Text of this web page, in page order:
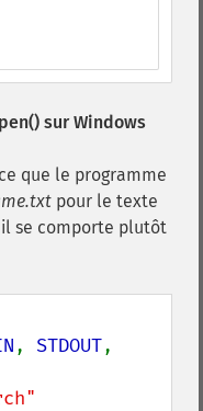
sur Windows
que le programme
pour le texte
se comporte plutôt
, STDOUT